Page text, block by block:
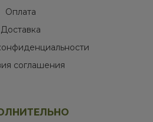
Оплата
Доставка
соглашения